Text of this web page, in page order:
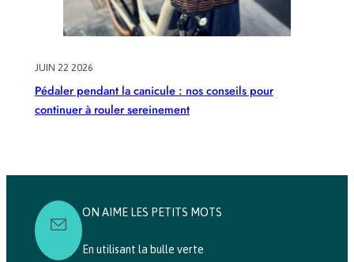
JUIN 22 2026
Pédaler pendant la canicule : nos conseils pour
continuer à rouler sereinement
ON AIME LES PETITS MOTS
En utilisant la bulle verte